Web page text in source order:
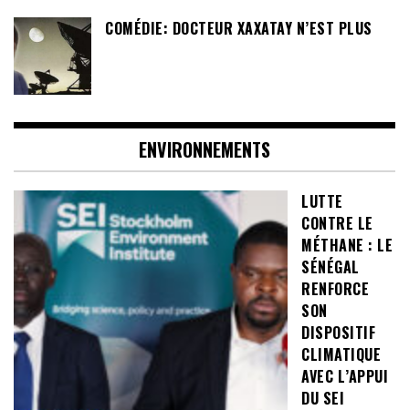
COMÉDIE: DOCTEUR XAXATAY N’EST PLUS
ENVIRONNEMENTS
LUTTE
CONTRE LE
MÉTHANE : LE
SÉNÉGAL
RENFORCE
SON
DISPOSITIF
CLIMATIQUE
AVEC L’APPUI
DU SEI